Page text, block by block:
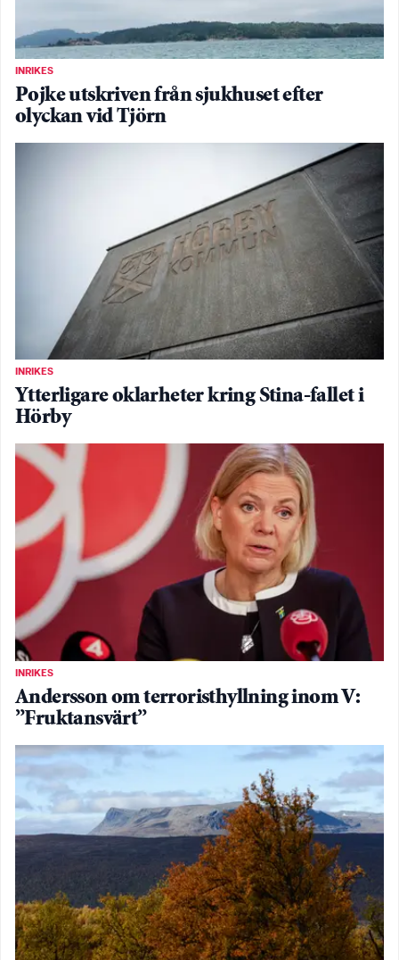
INRIKES
Pojke utskriven från sjukhuset efter
olyckan vid Tjörn
INRIKES
Ytterligare oklarheter kring Stina-fallet i
Hörby
INRIKES
Andersson om terroristhyllning inom V:
”Fruktansvärt”